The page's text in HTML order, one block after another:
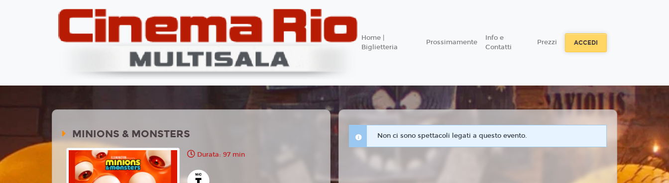
Home |
Biglietteria
Prossimamente
Info e
Contatti
Prezzi ACCEDI
MINIONS & MONSTERS
Durata: 97 min
Non ci sono spettacoli legati a questo evento.